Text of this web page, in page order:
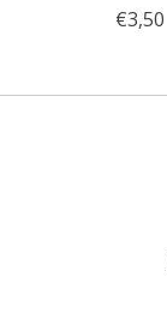
€3,50